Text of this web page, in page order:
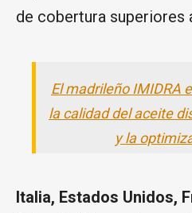
de cobertura superiores
El madrileño IMIDRA
la calidad del aceite
y la
Italia, Estados Unidos,